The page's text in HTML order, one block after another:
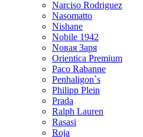
Narciso Rodriguez
Nasomatto
Nishane
Nobile 1942
Nовая Заря
Orientica Premium
Paco Rabanne
Penhaligon`s
Philipp Plein
Prada
Ralph Lauren
Rasasi
Roja